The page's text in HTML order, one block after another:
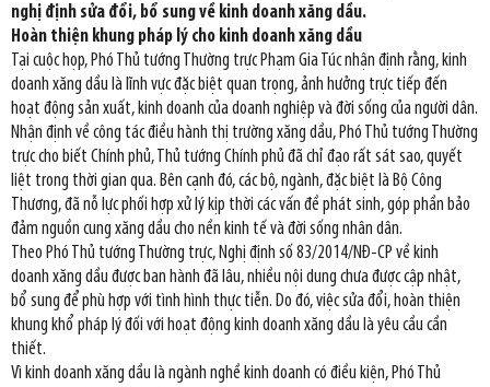
nghị định sửa đổi, bổ sung về kinh doanh xăng dầu.
Hoàn thiện khung pháp lý cho kinh doanh xăng dầu
Tại cuộc họp, Phó Thủ tướng Thường trực Phạm Gia Túc nhận định rằng, kinh
doanh xăng dầu là lĩnh vực đặc biệt quan trọng, ảnh hưởng trực tiếp đến
hoạt động sản xuất, kinh doanh của doanh nghiệp và đời sống của người dân.
Nhận định về công tác điều hành thị trường xăng dầu, Phó Thủ tướng Thường
trực cho biết Chính phủ, Thủ tướng Chính phủ đã chỉ đạo rất sát sao, quyết
liệt trong thời gian qua. Bên cạnh đó, các bộ, ngành, đặc biệt là Bộ Công
Thương, đã nỗ lực phối hợp xử lý kịp thời các vấn đề phát sinh, góp phần bảo
đảm nguồn cung xăng dầu cho nền kinh tế và đời sống nhân dân.
Theo Phó Thủ tướng Thường trực, Nghị định số 83/2014/NĐ-CP về kinh
doanh xăng dầu được ban hành đã lâu, nhiều nội dung chưa được cập nhật,
bổ sung để phù hợp với tình hình thực tiễn. Do đó, việc sửa đổi, hoàn thiện
khung khổ pháp lý đối với hoạt động kinh doanh xăng dầu là yêu cầu cần
thiết.
Vì kinh doanh xăng dầu là ngành nghề kinh doanh có điều kiện, Phó Thủ